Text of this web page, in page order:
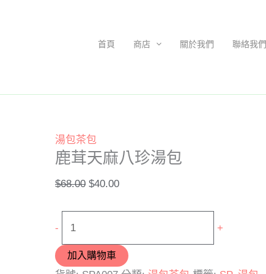
首頁 商店 關於我們 聯絡我們
湯包茶包
鹿茸天麻八珍湯包
$68.00
價
$40.00
-
珍
數
量
+
加入購物車